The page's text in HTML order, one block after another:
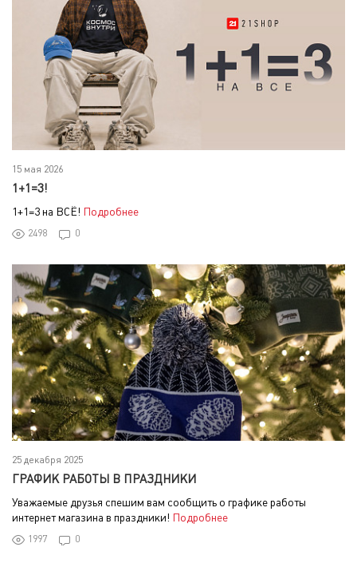
15 мая 2026
1+1=3!
1+1=3 на ВСЁ! Подробнее
2498 0
25 декабря 2025
ГРАФИК РАБОТЫ В ПРАЗДНИКИ
Уважаемые друзья спешим вам сообщить о графике работы
интернет магазина в праздники! Подробнее
1997 0